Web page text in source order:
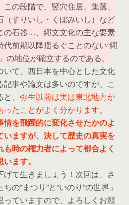
の段階で、竪穴住居、集落、
（すりいし・くぼみいし）など
の石器…、縄文文化の主な要素
前期以降揺るぐことのない“縄
の地位が確立するのである。
いて、西日本を中心とした文化
事や論文は多いのですが、こ
、 弥生以前は実は東北地方が
たことがよく分かります。
情を飛躍的に変化させたかのよ
いますが、決して歴史の真実を
時の権力者によって都合よく
ます。
げて生きましょう！次回は、さ
の“まつり”と“いのり”の世界」
っていますので、よろしくお願